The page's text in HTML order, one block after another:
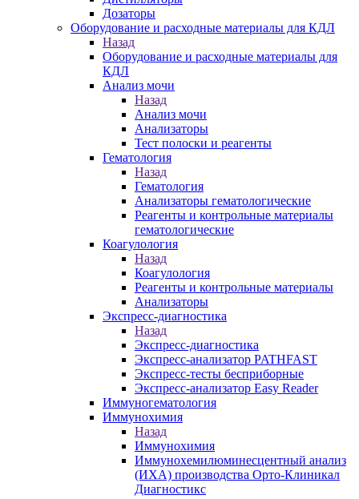
Дозаторы
Оборудование и расходные материалы для КДЛ
Назад
Оборудование и расходные материалы для
КДЛ
Анализ мочи
Назад
Анализ мочи
Анализаторы
Тест полоски и реагенты
Гематология
Назад
Гематология
Анализаторы гематологические
Реагенты и контрольные материалы
гематологические
Коагулология
Назад
Коагулология
Реагенты и контрольные материалы
Анализаторы
Экспресс-диагностика
Назад
Экспресс-диагностика
Экспресс-анализатор PATHFAST
Экспресс-тесты бесприборные
Экспресс-анализатор Easy Reader
Иммуногематология
Иммунохимия
Назад
Иммунохимия
Иммунохемилюминесцентный анализ
(ИХА) производства Орто-Клиникал
Диагностикс